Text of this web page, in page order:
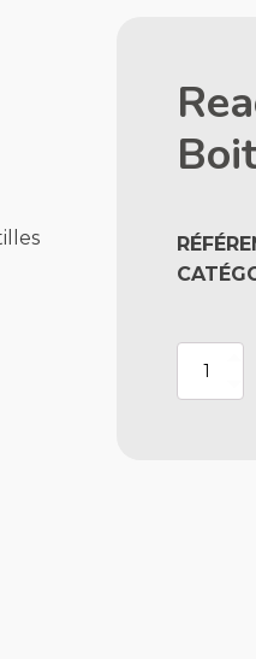
quantité